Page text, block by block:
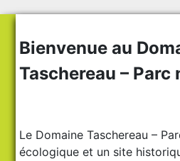
Bienvenue au
Taschereau – Parc
Le Domaine Taschereau –
écologique et un site